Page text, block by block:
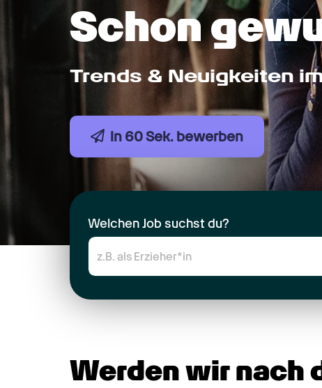
Schon
Trends & Neuigkeiten
In 60 Sek. bewerben
Welchen Job suchst du?
Werden wir nach